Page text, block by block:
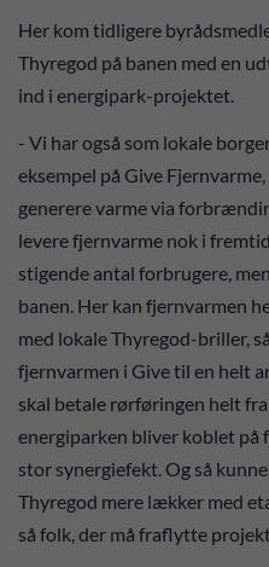
Her kom tidligere
Thyregod på banen med en
ind i energipark-projektet.
- Vi har også som lokale
eksempel på Give
generere varme via
levere fjernvarme nok i
stigende antal forbrugere,
banen. Her kan fjernvarmen
med lokale Thyregod-briller,
fjernvarmen i Give til en helt
skal betale rørføringen helt
energiparken bliver koblet på
stor synergiefekt. Og så
Thyregod mere lækker med
så folk, der må fraflytte